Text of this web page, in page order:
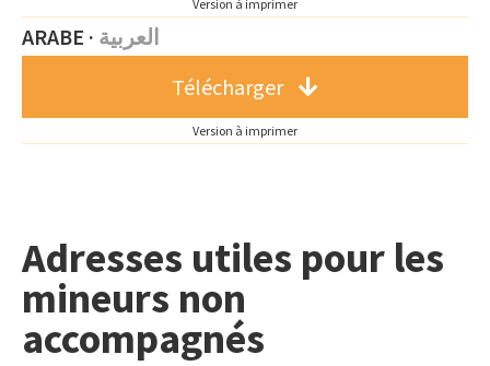
Version à imprimer
ARABE · العربية
Télécharger
Version à imprimer
Adresses utiles pour les
mineurs non
accompagnés